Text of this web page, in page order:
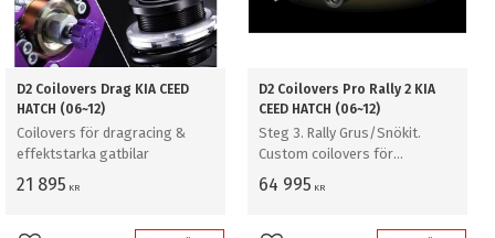
D2 Coilovers Drag KIA CEED
HATCH (06~12)
Coilovers för dragracing &
effektstarka gatbilar
21 895 KR
D2 Coilovers Pro Rally 2 KIA
CEED HATCH (06~12)
Steg 3. Rally Grus/Snökit.
Custom coilovers för
professionell rally grus/snö
64 995 KR